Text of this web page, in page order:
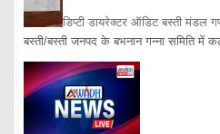
डिप्टी डायरेक्टर ऑडिट बस्ती मंडल
बस्ती/बस्ती जनपद के बभनान गन्ना समिति में